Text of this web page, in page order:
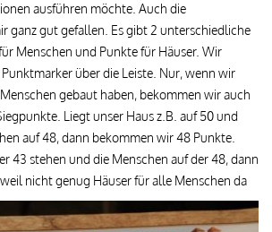
ausführen möchte. Auch die
ganz gut gefallen. Es gibt 2 unterschiedliche
Menschen und Punkte für Häuser. Wir
über die Leiste. Nur, wenn wir
gebaut haben, bekommen wir auch
Liegt unser Haus z.B. auf 50 und
auf 48, dann bekommen wir 48 Punkte.
43 stehen und die Menschen auf der 48, dann
weil nicht genug Häuser für alle Menschen da